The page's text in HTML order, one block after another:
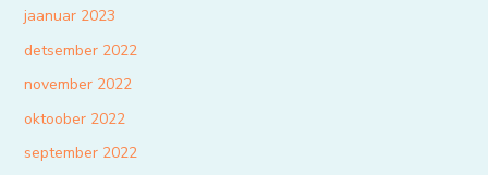
jaanuar 2023
detsember 2022
november 2022
oktoober 2022
september 2022